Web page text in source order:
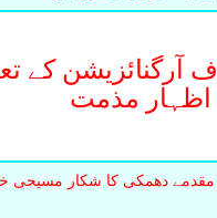
آرگنائزیشن کے
اظہار مذمت
دھمکی کا شکار مسیحی